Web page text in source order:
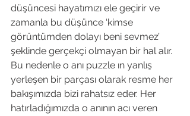
düşüncesi hayatımızı ele geçirir ve
zamanla bu düşünce ‘kimse
görüntümden dolayı beni sevmez’
şeklinde gerçekçi olmayan bir hal alır.
Bu nedenle o anı puzzle ın yanlış
yerleşen bir parçası olarak resme her
bakışımızda bizi rahatsız eder. Her
hatırladığımızda o anının acı veren